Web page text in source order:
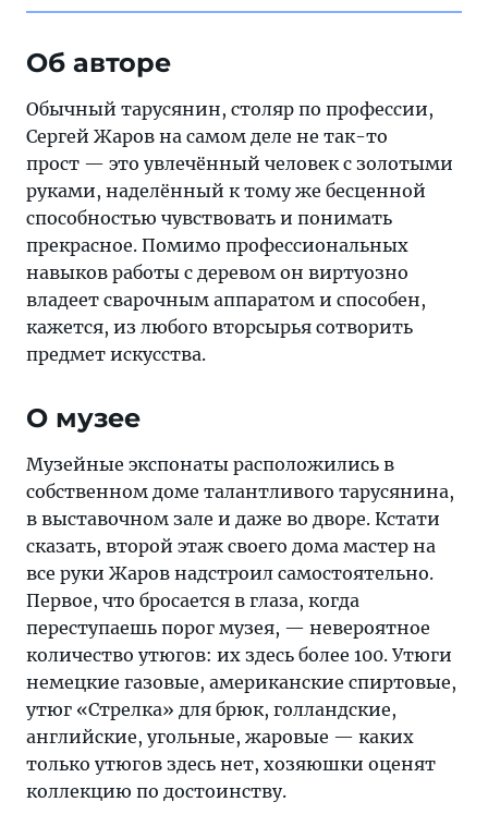
Об авторе
Обычный тарусянин, столяр по профессии,
Сергей Жаров на самом деле не так-то
прост — это увлечённый человек с золотыми
руками, наделённый к тому же бесценной
способностью чувствовать и понимать
прекрасное. Помимо профессиональных
навыков работы с деревом он виртуозно
владеет сварочным аппаратом и способен,
кажется, из любого вторсырья сотворить
предмет искусства.
О музее
Музейные экспонаты расположились в
собственном доме талантливого тарусянина,
в выставочном зале и даже во дворе. Кстати
сказать, второй этаж своего дома мастер на
все руки Жаров надстроил самостоятельно.
Первое, что бросается в глаза, когда
переступаешь порог музея, — невероятное
количество утюгов: их здесь более 100. Утюги
немецкие газовые, американские спиртовые,
утюг «Стрелка» для брюк, голландские,
английские, угольные, жаровые — каких
только утюгов здесь нет, хозяюшки оценят
коллекцию по достоинству.